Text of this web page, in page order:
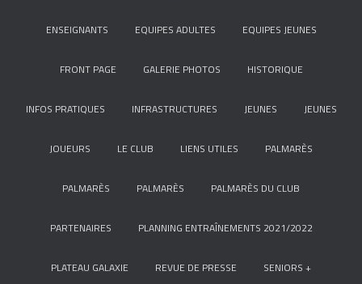
ENSEIGNANTS EQUIPES ADULTES EQUIPES JEUNES
FRONT PAGE GALERIE PHOTOS HISTORIQUE
INFOS PRATIQUES INFRASTRUCTURES JEUNES JEUNES
JOUEURS LE CLUB LIENS UTILES PALMARÈS
PALMARÈS PALMARÈS PALMARÈS DU CLUB
PARTENAIRES PLANNING ENTRAÎNEMENTS 2021/2022
PLATEAU GALAXIE REVUE DE PRESSE SENIORS +